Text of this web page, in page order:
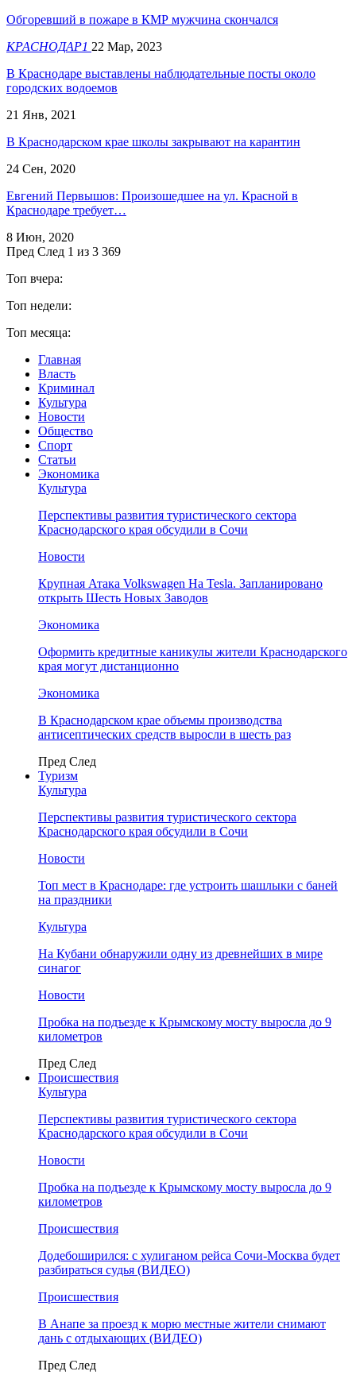
Обгоревший в пожаре в КМР мужчина скончался
КРАСНОДАР1 22 Мар, 2023
В Краснодаре выставлены наблюдательные посты около
городских водоемов
21 Янв, 2021
В Краснодарском крае школы закрывают на карантин
24 Сен, 2020
Евгений Первышов: Произошедшее на ул. Красной в
Краснодаре требует…
8 Июн, 2020
Пред След 1 из 3 369
Топ вчера:
Топ недели:
Топ месяца:
Главная
Власть
Криминал
Культура
Новости
Общество
Спорт
Статьи
Экономика
Культура
Перспективы развития туристического сектора
Краснодарского края обсудили в Сочи
Новости
Крупная Атака Volkswagen На Tesla. Запланировано
открыть Шесть Новых Заводов
Экономика
Оформить кредитные каникулы жители Краснодарского
края могут дистанционно
Экономика
В Краснодарском крае объемы производства
антисептических средств выросли в шесть раз
Пред След
Туризм
Культура
Перспективы развития туристического сектора
Краснодарского края обсудили в Сочи
Новости
Топ мест в Краснодаре: где устроить шашлыки с баней
на праздники
Культура
На Кубани обнаружили одну из древнейших в мире
синагог
Новости
Пробка на подъезде к Крымскому мосту выросла до 9
километров
Пред След
Происшествия
Культура
Перспективы развития туристического сектора
Краснодарского края обсудили в Сочи
Новости
Пробка на подъезде к Крымскому мосту выросла до 9
километров
Происшествия
Додебоширился: с хулиганом рейса Сочи-Москва будет
разбираться судья (ВИДЕО)
Происшествия
В Анапе за проезд к морю местные жители снимают
дань с отдыхающих (ВИДЕО)
Пред След